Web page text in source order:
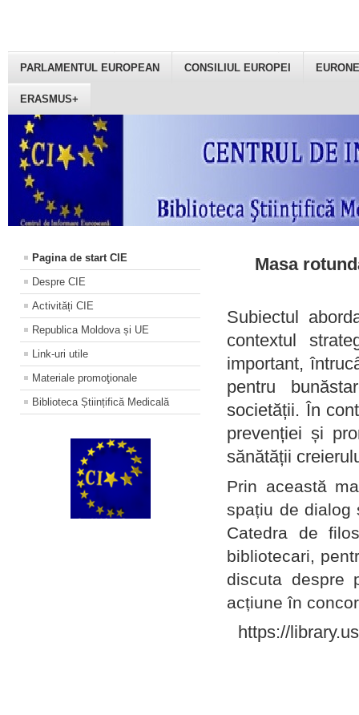
PARLAMENTUL EUROPEAN CONSILIUL EUROPEI
ERASMUS+
Pagina de start CIE
Despre CIE
Activități CIE
Republica Moldova și UE
Link-uri utile
Materiale promoţionale
Biblioteca Științifică Medicală
Masa
Subiectul
contextul
important,
pentru
societății. În
prevenției și
sănătății
Prin această
spațiu de dialog
Catedra de
bibliotecari,
discuta despre
acțiune în
https://